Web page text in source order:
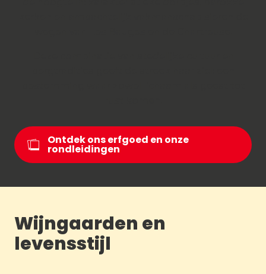
Ontdek ons erfgoed en onze
rondleidingen
Wijngaarden en
levensstijl